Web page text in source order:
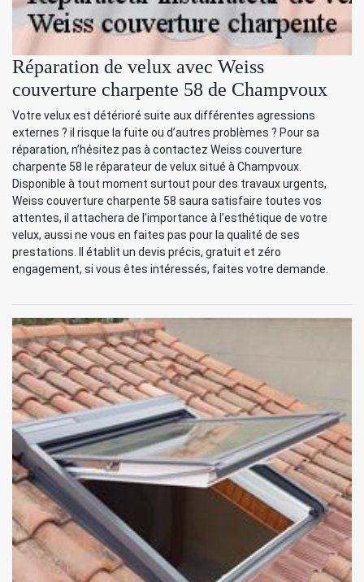
Réparation de velux avec Weiss
couverture charpente 58 de Champvoux
Votre velux est détérioré suite aux différentes agressions
externes ? il risque la fuite ou d’autres problèmes ? Pour sa
réparation, n’hésitez pas à contactez Weiss couverture
charpente 58 le réparateur de velux situé à Champvoux.
Disponible à tout moment surtout pour des travaux urgents,
Weiss couverture charpente 58 saura satisfaire toutes vos
attentes, il attachera de l’importance à l’esthétique de votre
velux, aussi ne vous en faites pas pour la qualité de ses
prestations. Il établit un devis précis, gratuit et zéro
engagement, si vous êtes intéressés, faites votre demande.